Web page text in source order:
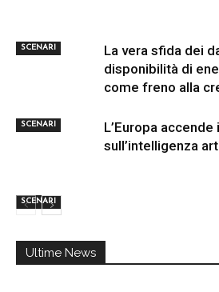
SCENARI
SCENARI
La vera sfida dei
disponibilità di
come freno alla
SCENARI
L’Europa
sull’intelligenza
Ultime News